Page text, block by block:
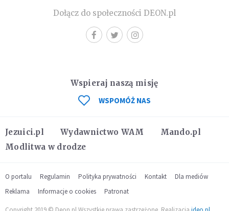
Dołącz do społeczności DEON.pl
Jezuici.pl Wydawnictwo WAM
Mando.pl
Modlitwa w drodze
Wspieraj naszą misję
WSPOMÓŻ NAS
O portalu Regulamin Polityka prywatności Kontakt
Dla mediów
Reklama
Informacje o cookies Patronat